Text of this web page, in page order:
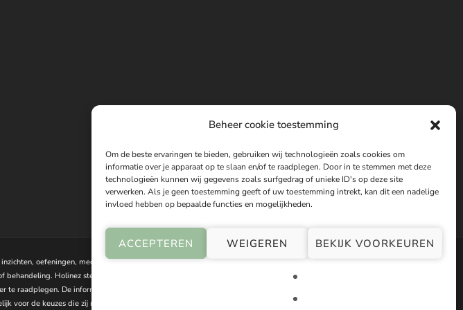
Beheer cookie toestemming
Om de beste ervaringen te bieden, gebruiken wij technologieën zoals cookies om
informatie over je apparaat op te slaan en/of te raadplegen. Door in te stemmen met deze
technologieën kunnen wij gegevens zoals surfgedrag of unieke ID's op deze site
verwerken. Als je geen toestemming geeft of uw toestemming intrekt, kan dit een nadelige
invloed hebben op bepaalde functies en mogelijkheden.
ACCEPTEREN WEIGEREN BEKIJK VOORKEUREN
oefeningen, meditaties, holistische therapieën, Bach bloesem remedies, energetische behandelingen en
Holinez stelt geen medische diagnoses en schrijft geen medische behandelingen voor. Bij
raadplegen. De informatie op deze website is gebaseerd op holistische visies, praktijkervaring en persoonlijke
voor de keuzes die zij maken op basis van de aangeboden informatie, producten en begeleiding. Holistische